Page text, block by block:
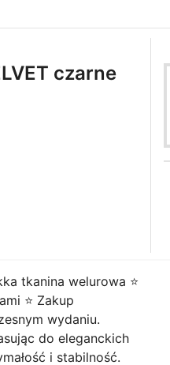
czarne
tkanina welurowa ⭐️
⭐ Zakup
wydaniu.
do eleganckich
i stabilność.